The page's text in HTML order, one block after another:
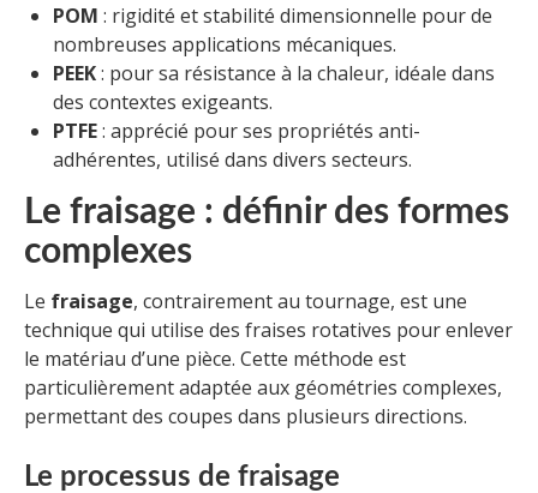
POM : rigidité et stabilité dimensionnelle pour de
nombreuses applications mécaniques.
PEEK: pour sa résistance à la chaleur, idéale dans
des contextes exigeants.
PTFE: apprécié pour ses propriétés anti-
adhérentes, utilisé dans divers secteurs.
Le fraisage : définir des formes
complexes
Le fraisage, contrairement au tournage, est une
technique qui utilise des fraises rotatives pour enlever
le matériau d’une pièce. Cette méthode est
particulièrement adaptée aux géométries complexes,
permettant des coupes dans plusieurs directions.
Le processus de fraisage